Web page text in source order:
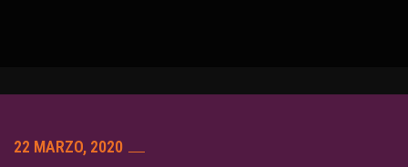
22 MARZO, 2020